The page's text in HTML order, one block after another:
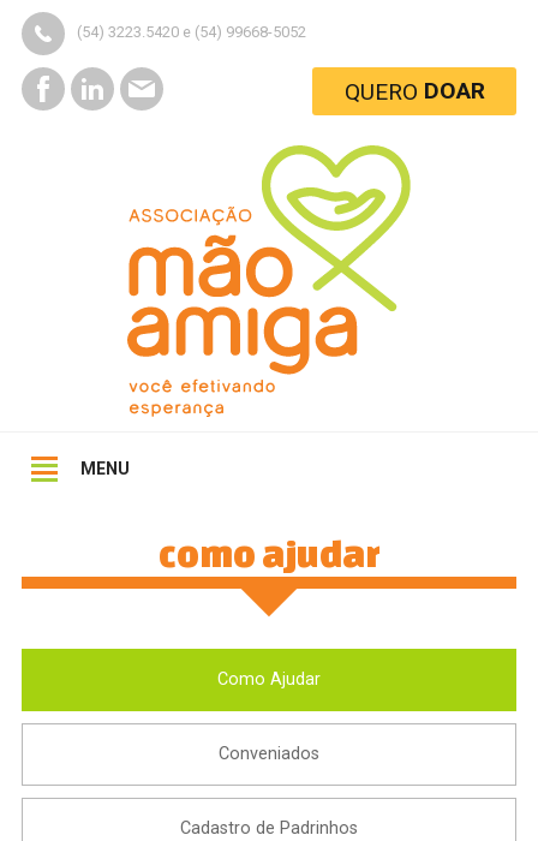
(54) 3223.5420 e (54) 99668-5052
QUERO DOAR
MENU
como ajudar
Como Ajudar
Conveniados
Cadastro de Padrinhos